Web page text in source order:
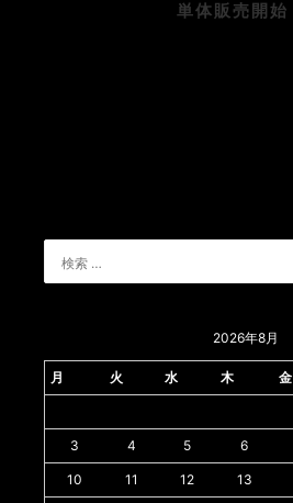
単体販売開始
2026年8月
月 火 水 木 金
3 4 5 6
10 11 12 13